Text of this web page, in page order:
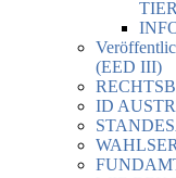
(EED III)
ID